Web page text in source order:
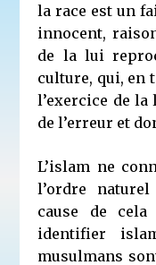
la race est un
innocent,
de la lui
culture, qui, en
l’exercice de
de l’erreur et
L’islam ne
l’ordre
cause de
identifier
musulmans